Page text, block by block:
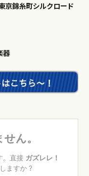
京錦糸町シルクロード
器